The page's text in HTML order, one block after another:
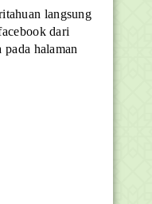
langsung
dari
halaman